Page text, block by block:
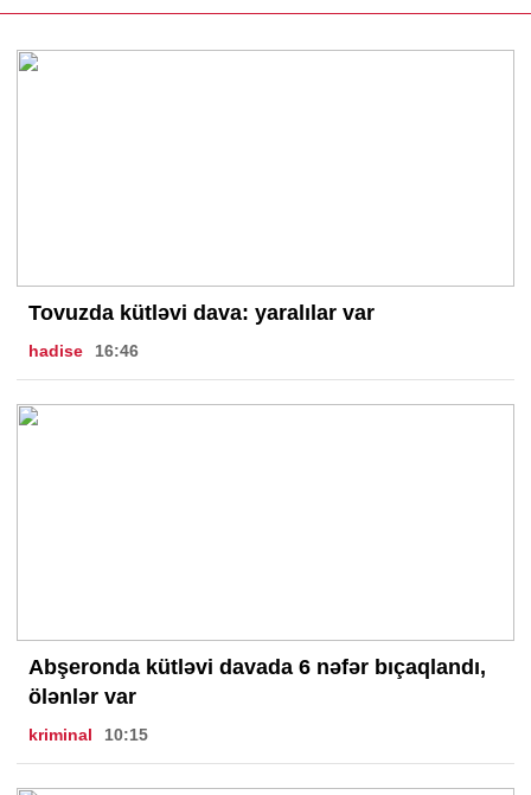
Tovuzda kütləvi dava: yaralılar var
hadise 16:46
Abşeronda kütləvi davada 6 nəfər bıçaqlandı,
ölənlər var
kriminal 10:15